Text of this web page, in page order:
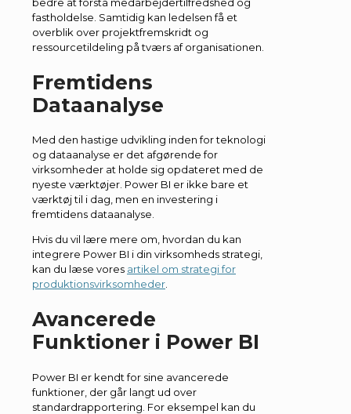
fastholdelse. Samtidig kan ledelsen få et
overblik over projektfremskridt og
ressourcetildeling på tværs af organisationen.
Fremtidens
Dataanalyse
Med den hastige udvikling inden for teknologi
og dataanalyse er det afgørende for
virksomheder at holde sig opdateret med de
nyeste værktøjer. Power BI er ikke bare et
værktøj til i dag, men en investering i
fremtidens dataanalyse.
Hvis du vil lære mere om, hvordan du kan
integrere Power BI i din virksomheds strategi,
kan du læse vores artikel om strategi for
produktionsvirksomheder.
Avancerede
Funktioner i Power BI
Power BI er kendt for sine avancerede
funktioner, der går langt ud over
standardrapportering. For eksempel kan du